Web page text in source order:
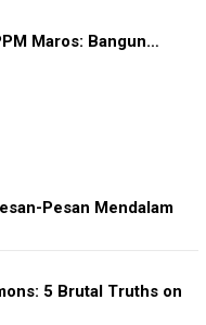
Maros: Bangun…
Pesan Mendalam
5 Brutal Truths on